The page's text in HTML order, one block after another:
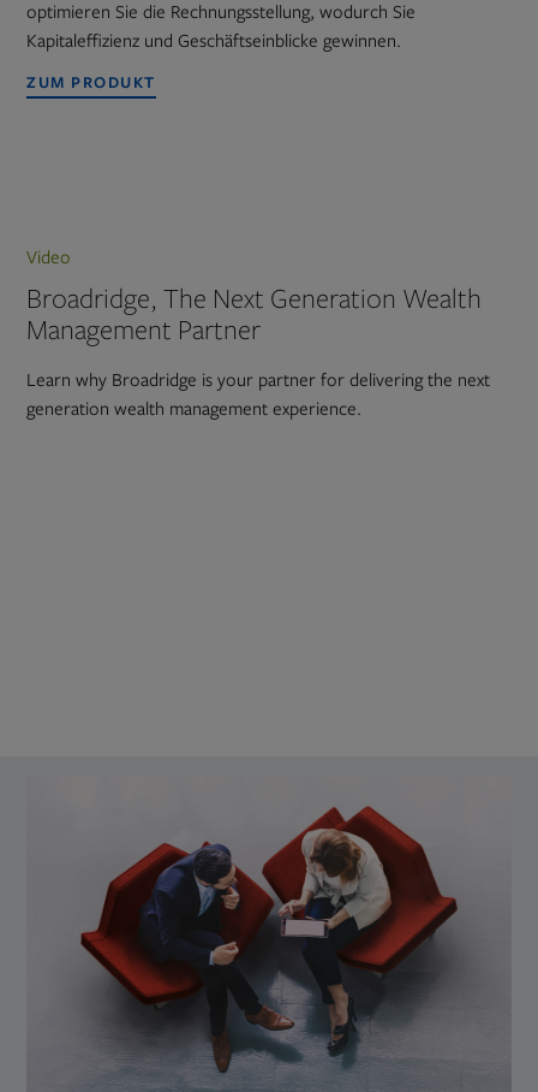
optimieren Sie die Rechnungsstellung, wodurch Sie
Kapitaleffizienz und Geschäftseinblicke gewinnen.
ZUM PRODUKT
Video
Broadridge, The Next Generation Wealth
Management Partner
Learn why Broadridge is your partner for delivering the next
generation wealth management experience.